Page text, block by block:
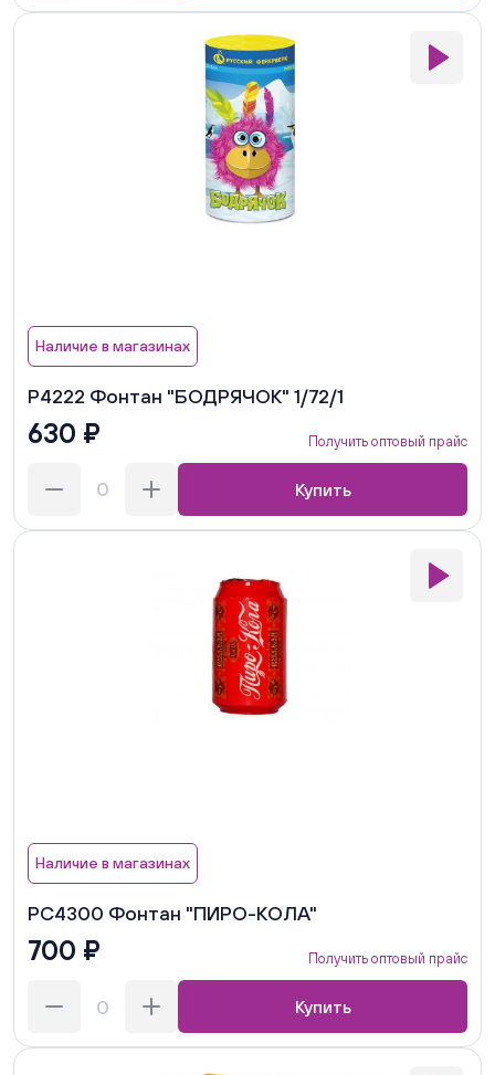
Наличие в магазинах
Р4222 Фонтан "БОДРЯЧОК" 1/72/1
630 ₽ Получить оптовый прайс
Купить
Наличие в магазинах
РС4300 Фонтан "ПИРО-КОЛА"
700 ₽ Получить оптовый прайс
Купить